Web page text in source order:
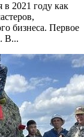
в 2021 году как
бизнеса. Первое
В...